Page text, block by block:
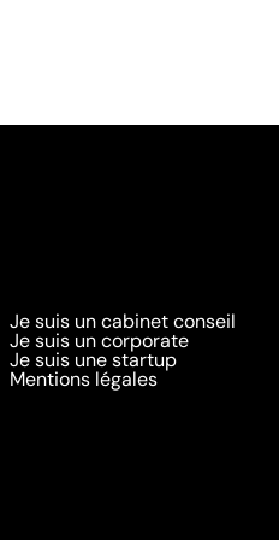
Je suis un cabinet conseil
Je suis un corporate
Je suis une startup
Mentions légales